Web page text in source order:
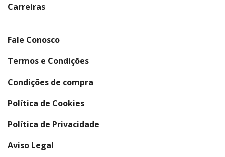
Carreiras(abre em nova janela)
Fale Conosco
Termos e Condições
Condições de compra
Política de Cookies
Política de Privacidade
Aviso Legal